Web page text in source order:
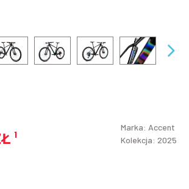
¹
Marka: Accent
Kolekcja: 2025